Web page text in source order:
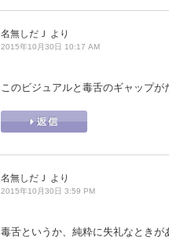
名無しだＪ より
2015年10月30日 10:17 AM
このビジュアルと毒舌のギャップが
名無しだＪ より
2015年10月30日 3:59 PM
毒舌というか、純粋に失礼なとき